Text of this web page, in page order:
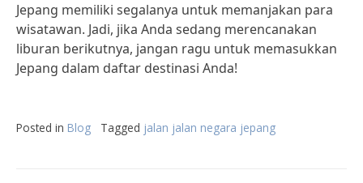
Jepang memiliki segalanya untuk memanjakan para
wisatawan. Jadi, jika Anda sedang merencanakan
liburan berikutnya, jangan ragu untuk memasukkan
Jepang dalam daftar destinasi Anda!
Posted in Blog Tagged jalan jalan negara jepang